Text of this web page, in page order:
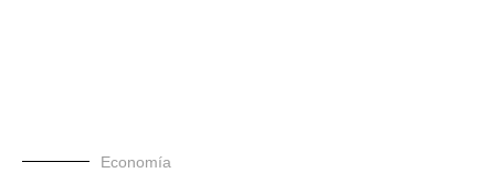
Economía